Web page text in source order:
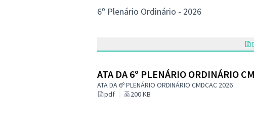
6º Plenário Ordinário - 2026
ATA DA 6º PLENÁRIO ORDINÁRIO
ATA DA 6º PLENÁRIO ORDINÁRIO CMDCAC 2026
pdf
200 KB